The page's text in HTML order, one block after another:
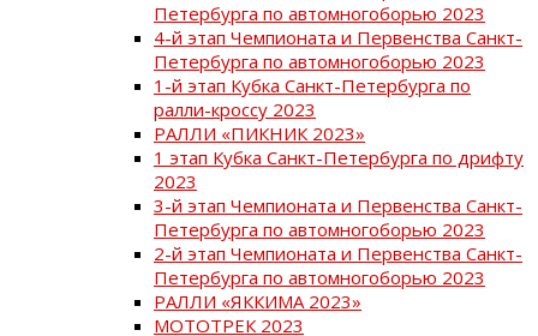
Петербурга по автомногоборью 2023
4-й этап Чемпионата и Первенства Санкт-
Петербурга по автомногоборью 2023
1-й этап Кубка Санкт-Петербурга по
ралли-кроссу 2023
РАЛЛИ «ПИКНИК 2023»
1 этап Кубка Санкт-Петербурга по дрифту
2023
3-й этап Чемпионата и Первенства Санкт-
Петербурга по автомногоборью 2023
2-й этап Чемпионата и Первенства Санкт-
Петербурга по автомногоборью 2023
РАЛЛИ «ЯККИМА 2023»
МОТОТРЕК 2023